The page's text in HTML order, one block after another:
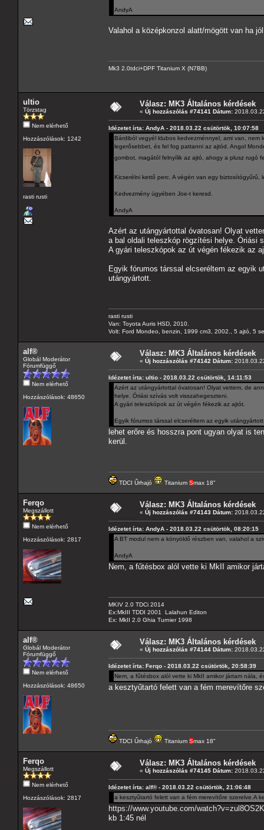
AndyA
Valahol a középkonzol alatt/mögött van ha
Mk3 2.0tdci+DPF Titanium X (N7BB)
ultio
Törzstag
Nem elérhető
Hozzászólások: 1242
rasti rusti
Válasz: MK3 Általános kérdések
« Új hozzászólás #74141 Dátum:
Idézetet írta: AndyA - 2018.03.22 csütörtök, 10:07:58
Bárdiból vegyél klubos kedvezménnyel, ami van,
legerősebbet, és fel fog pattanni az ajtód. Angol
gombot, magától felnyílik az ajtó, ahogy a plusz rugó
Kicserélni kettő perc. A végén van egy
Kedvezmény ügyében Joe-t keresd.
AndyA
Azért az utángyártottal óvatosan! Olyat
a bal oldali teleszkóp rögzítési helye. Óriási
A gyári teleszkópok az út végén fékezik az
Egyik fórumos társsal elcseréltem az egyik
utángyártott.
rasti rusti
Van: Toyota Auris HSD, 2010.
Volt: Ford Mondeo, benzin, 1999 cm3, 2002., 5 ajtó, 5
alf®
Globál Moderátor
Fórumfüggő
Nem elérhető
Hozzászólások: 48650
Válasz: MK3 Általános kérdések
« Új hozzászólás #74142 Dátum:
Idézetet írta: ultio - 2018.03.22 csütörtök, 14:11:53
Azért az utángyártottal óvatosan! Olyat vettem, de
helye. Óriási szívás volt visszahegeszteni.
A gyári teleszkópok az út végén fékezik az ajtót.
Egyik fórumos társsal elcseréltem az egyik
lehet erőre és hosszra pont ugyan olyat is
kerül.
TDCI Űrhajó Titanium Smax 18"
Ferqo
Megszállott
Nem elérhető
Hozzászólások: 2817
Válasz: MK3 Általános kérdések
« Új hozzászólás #74143 Dátum:
Idézetet írta: AndyA - 2018.03.22 csütörtök, 08:20:15
A BT modul nem a könyöklő részben van, valahol a
AndyA
Nem, a fűtésbox alól vette ki MkII amikor
MKIV 2.0 TDCi 2014
Ex:MkIII TDDI 2001 Lalahun Editon
Ex: MkII 2.0 Ghia Turnier 1998
alf®
Globál Moderátor
Fórumfüggő
Nem elérhető
Hozzászólások: 48650
Válasz: MK3 Általános kérdések
« Új hozzászólás #74144 Dátum:
Idézetet írta: Ferqo - 2018.03.22 csütörtök, 20:58:39
Nem, a fűtésbox alól vette ki MkII amikor jártam nála,
a kesztyűtartó felett van a fém merevítőre
TDCI Űrhajó Titanium Smax 18"
Ferqo
Megszállott
Nem elérhető
Hozzászólások: 2817
Válasz: MK3 Általános kérdések
« Új hozzászólás #74145 Dátum:
Idézetet írta: alf® - 2018.03.22 csütörtök, 21:06:48
a kesztyűtartó felett van a fém merevítőre szerelve.A
https://www.youtube.com/
kb 1:45 nél